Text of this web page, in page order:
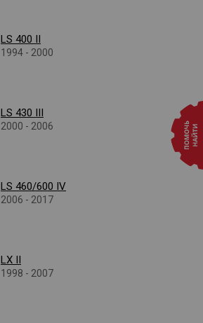
LS 400 II
1994 - 2000
LS 430 III
2000 - 2006
LS 460/600 IV
2006 - 2017
LX II
1998 - 2007